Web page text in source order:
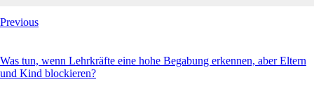
Beitragsnavigation
Previous
Was tun, wenn Lehrkräfte eine hohe Begabung erkennen, aber Eltern
und Kind blockieren?